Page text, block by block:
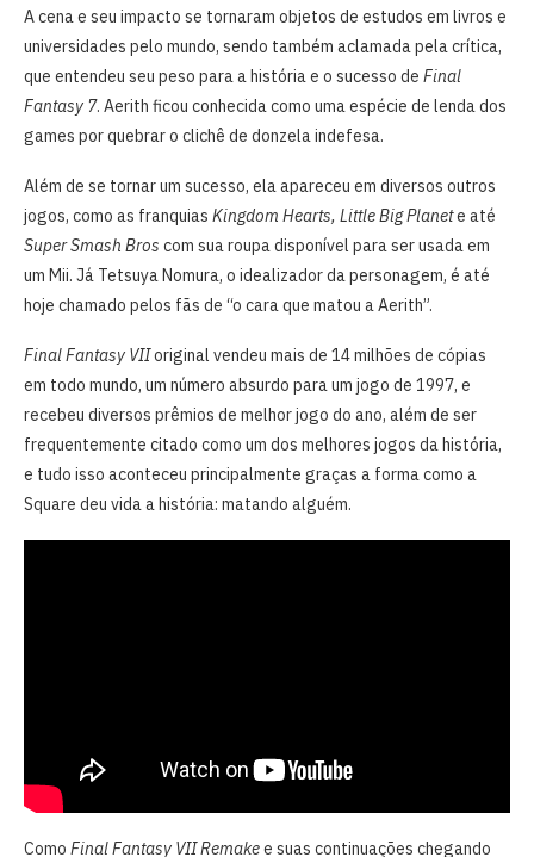
A cena e seu impacto se tornaram objetos de estudos em livros e
universidades pelo mundo, sendo também aclamada pela crítica,
que entendeu seu peso para a história e o sucesso de Final
Fantasy 7. Aerith ficou conhecida como uma espécie de lenda dos
games por quebrar o clichê de donzela indefesa.
Além de se tornar um sucesso, ela apareceu em diversos outros
jogos, como as franquias Kingdom Hearts, Little Big Planete até
Super Smash Bros com sua roupa disponível para ser usada em
um Mii. Já Tetsuya Nomura, o idealizador da personagem, é até
hoje chamado pelos fãs de “o cara que matou a Aerith”.
Final Fantasy VIIoriginal vendeu mais de 14 milhões de cópias
em todo mundo, um número absurdo para um jogo de 1997, e
recebeu diversos prêmios de melhor jogo do ano, além de ser
frequentemente citado como um dos melhores jogos da história,
e tudo isso aconteceu principalmente graças a forma como a
Square deu vida a história: matando alguém.
Como Final Fantasy VII Remakee suas continuações chegando